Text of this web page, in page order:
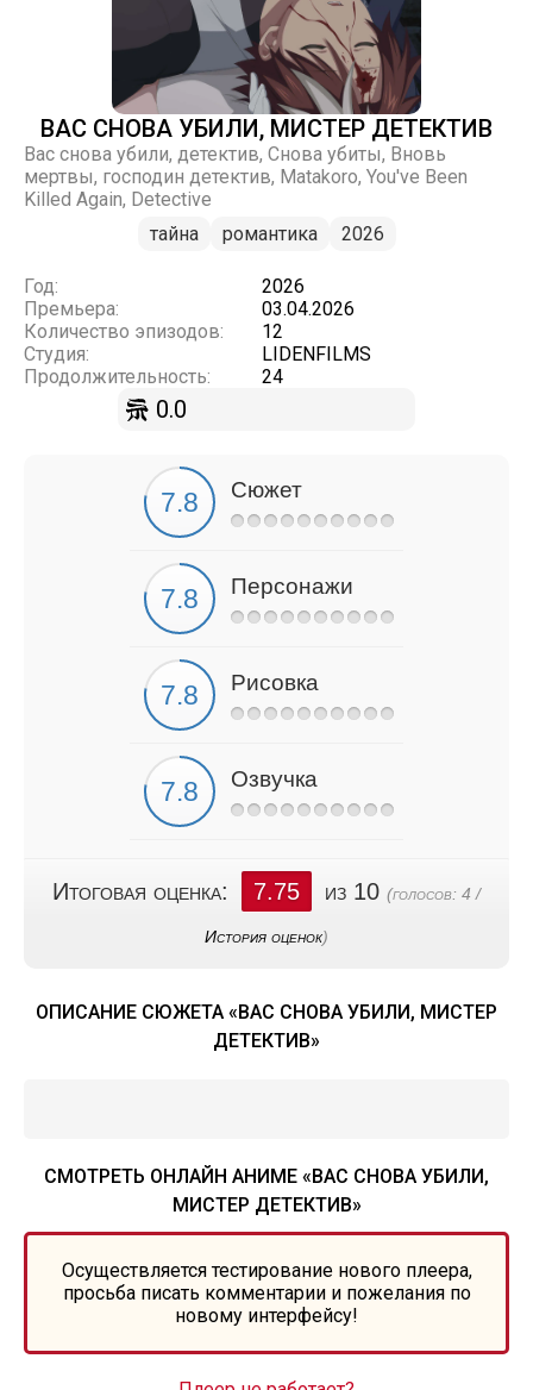
ВАС СНОВА УБИЛИ, МИСТЕР ДЕТЕКТИВ
Вас снова убили, детектив, Снова убиты, Вновь
мертвы, господин детектив, Matakoro, You've Been
Killed Again, Detective
тайна
романтика 2026
Год:
2026
Премьера:
03.04.2026
Количество эпизодов:
12
Студия:
LIDENFILMS
Продолжительность:
24
0.0
Сюжет
Персонажи
Рисовка
Озвучка
Итоговая оценка: 7.75 из 10 (голосов: 4 /
История оценок)
ОПИСАНИЕ СЮЖЕТА «ВАС СНОВА УБИЛИ, МИСТЕР
ДЕТЕКТИВ»
СМОТРЕТЬ ОНЛАЙН АНИМЕ «ВАС СНОВА УБИЛИ,
МИСТЕР ДЕТЕКТИВ»
Осуществляется тестирование нового плеера,
просьба писать комментарии и пожелания по
новому интерфейсу!